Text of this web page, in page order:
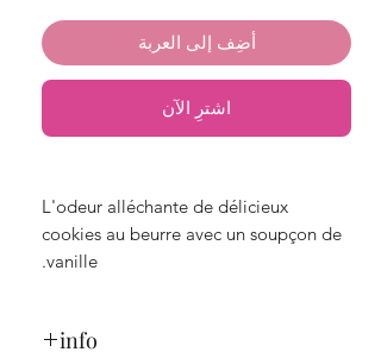
أضِف إلى العربة
اشترِ الآن
L'odeur alléchante de délicieux
cookies au beurre avec un soupçon de
vanille.
info